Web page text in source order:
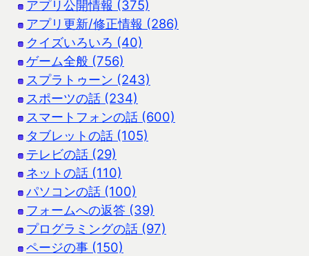
アプリ公開情報 (375)
アプリ更新/修正情報 (286)
クイズいろいろ (40)
ゲーム全般 (756)
スプラトゥーン (243)
スポーツの話 (234)
スマートフォンの話 (600)
タブレットの話 (105)
テレビの話 (29)
ネットの話 (110)
パソコンの話 (100)
フォームへの返答 (39)
プログラミングの話 (97)
ページの事 (150)